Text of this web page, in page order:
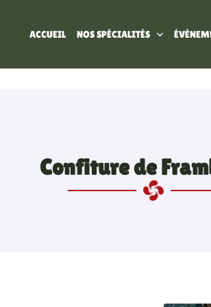
ACCUEIL NOS SPÉCIALITÉS
Confiture de